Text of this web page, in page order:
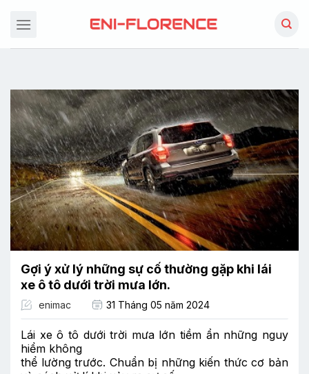
đến
dung
Gợi ý xử lý những sự cố thường gặp khi lái
xe ô tô dưới trời mưa lớn.
enimac 31 Tháng 05 năm 2024
Lái xe ô tô dưới trời mưa lớn tiềm ẩn những nguy
hiểm không
thể lường trước. Chuẩn bị những kiến thức cơ bản